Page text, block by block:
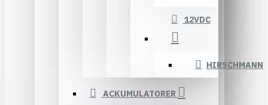
12VDC
HIRSCHMANN
ACKUMULATORER